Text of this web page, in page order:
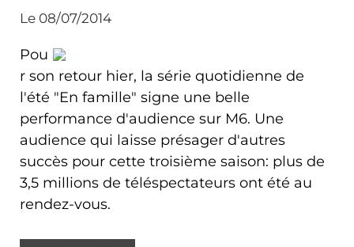
Le 08/07/2014
Pou
r son retour hier, la série quotidienne de
l'été "En famille" signe une belle
performance d'audience sur M6. Une
audience qui laisse présager d'autres
succès pour cette troisième saison: plus de
3,5 millions de téléspectateurs ont été au
rendez-vous.